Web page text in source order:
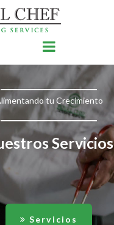
tu Crecimiento
Servicios
Servicios